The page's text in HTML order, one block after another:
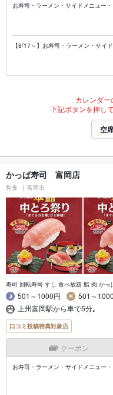
お寿司・ラーメン・サイドメニュー
【8/17～】お寿司・ラーメン・サイ
カレンダー
下記ボタンを押し
空
かっぱ寿司 富岡店
和食 富岡市
寿司 回転寿司 すし 食べ放題 鮨 肉 かっ
501～1000円
501～
上州富岡駅から車で5分｡
口コミ投稿特典対象店
クーポン
お寿司・ラーメン・サイドメニュー